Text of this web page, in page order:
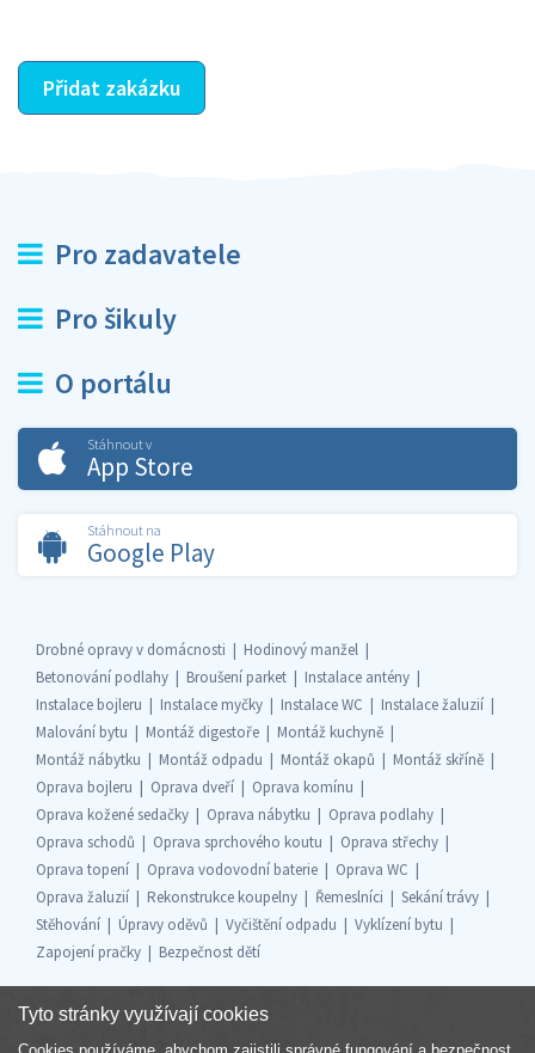
Přidat zakázku
Pro zadavatele
Pro šikuly
O portálu
Stáhnout v
App Store
Stáhnout na
Google Play
Drobné opravy v domácnosti
Hodinový manžel
Betonování podlahy
Broušení parket
Instalace antény
Instalace bojleru
Instalace myčky Instalace WC
Instalace žaluzií
Malování bytu
Montáž digestoře
Montáž kuchyně
Montáž nábytku
Montáž odpadu Montáž okapů
Montáž skříně
Oprava bojleru
Oprava dveří
Oprava komínu
Oprava kožené sedačky
Oprava nábytku
Oprava podlahy
Oprava schodů
Oprava sprchového koutu
Oprava střechy
Oprava topení
Oprava vodovodní baterie
Oprava WC
Oprava žaluzií
Rekonstrukce koupelny Řemeslníci
Sekání trávy
Stěhování
Úpravy oděvů Vyčištění odpadu
Vyklízení bytu
Zapojení pračky
Bezpečnost dětí
Tyto stránky využívají cookies